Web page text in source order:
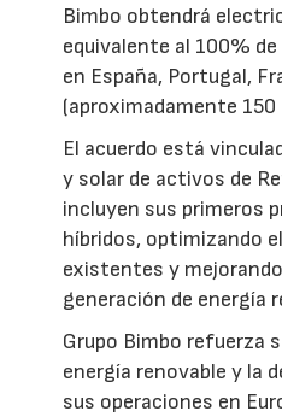
Bimbo obtendrá
equivalente al 100%
en España, Portugal,
(aproximadamente 150
El acuerdo está
y solar de activos de
incluyen sus primeros
híbridos, optimizando
existentes y
generación de energía
Grupo Bimbo refuerza
energía renovable y la
sus operaciones en